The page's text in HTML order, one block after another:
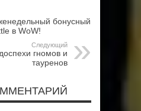
бонусный
в WoW!
Следующий
гномов и
тауренов